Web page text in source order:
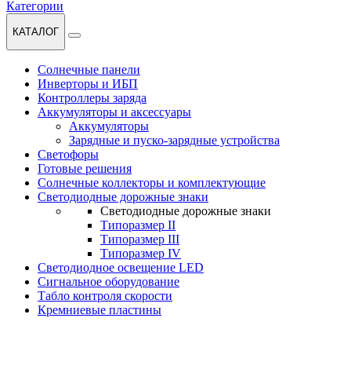
Категории
КАТАЛОГ
Солнечные панели
Инверторы и ИБП
Контроллеры заряда
Аккумуляторы и аксессуары
Аккумуляторы
Зарядные и пуско-зарядные устройства
Светофоры
Готовые решения
Солнечные коллекторы и комплектующие
Светодиодные дорожные знаки
Светодиодные дорожные знаки
Типоразмер II
Типоразмер III
Типоразмер IV
Светодиодное освещение LED
Сигнальное оборудование
Табло контроля скорости
Кремниевые пластины